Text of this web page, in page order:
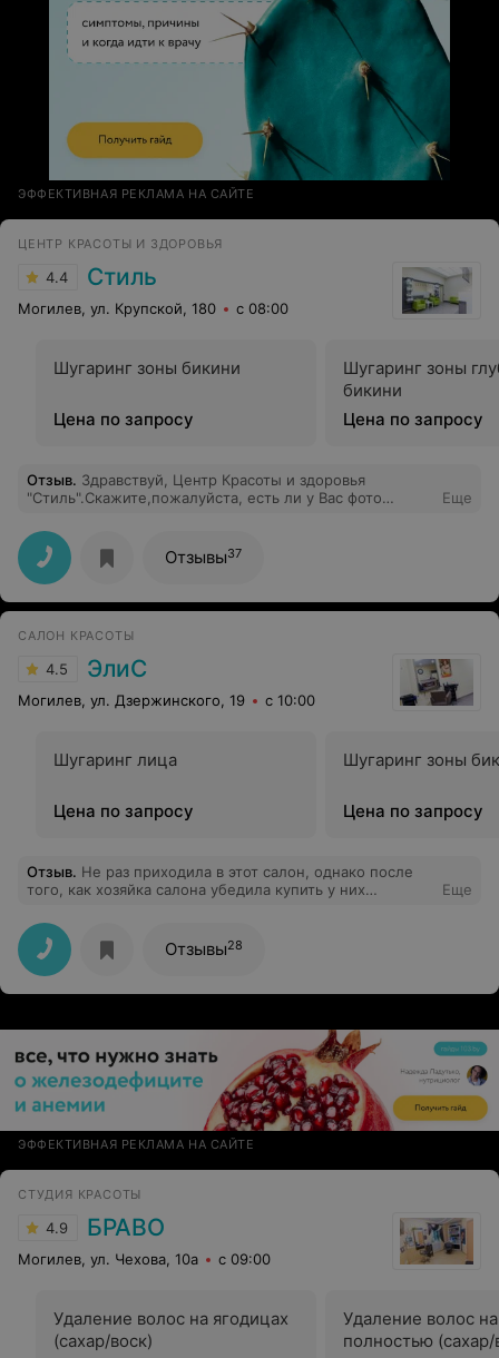
ЭФФЕКТИВНАЯ РЕКЛАМА НА САЙТЕ
ЦЕНТР КРАСОТЫ И ЗДОРОВЬЯ
4.4 Стиль
Могилев, ул. Крупской, 180 с 08:00
Шугаринг зоны бикини
Цена по запросу
Шугаринг зоны
бикини
Цена по запросу
Отзыв. Здравствуй, Центр Красоты и здоровья
"Стиль".Скажите,пожалуйста, есть ли у Вас фото
подмышечных впадин), до и после процедуры
фотоэпиляции. И ещё,кто проводит данную
процедуру.Заранее спасибо.
Еще
Отзывы37
САЛОН КРАСОТЫ
4.5 ЭлиС
Могилев, ул. Дзержинского, 19 с 10:00
Шугаринг лица
Цена по запросу
Шугаринг зоны
Цена по запросу
Отзыв. Не раз приходила в этот салон, однако после
того, как хозяйка салона убедила купить у них
поддержания рыжего цвета все желание пропало.
Когда первый раз я получила розовые пятна, подумала,
что неправильно использовала маску. Но и второй раз
оказался розовый цвет. Это потом я узнала, что 7/56
априори не может быть рыжим! Было ощущение, как
тебе улыбаются и при этом могут подложить такую
свинью.
Еще
Отзывы28
ЭФФЕКТИВНАЯ РЕКЛАМА НА САЙТЕ
СТУДИЯ КРАСОТЫ
4.9 БРАВО
Могилев, ул. Чехова, 10а с 09:00
Удаление волос на ягодицах
(сахар/воск)
Удаление волос
полностью (сахар/